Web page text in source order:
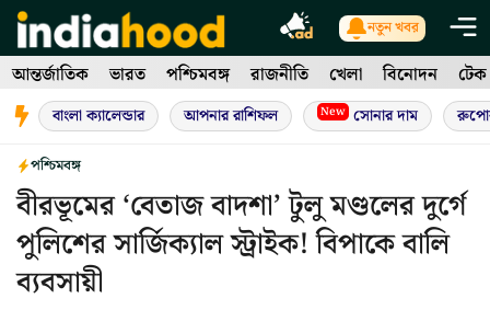
Skip
to
content
নতুন খবর
আন্তর্জাতিক ভারত পশ্চিমবঙ্গ রাজনীতি খেলা বিনোদন টেক
বাংলা ক্যালেন্ডার আপনার রাশিফল New সোনার দাম
পশ্চিমবঙ্গ
বীরভূমের ‘বেতাজ বাদশা’ টুলু মণ্ডলের দুর্গে
পুলিশের সার্জিক্যাল স্ট্রাইক! বিপাকে বালি
ব্যবসায়ী